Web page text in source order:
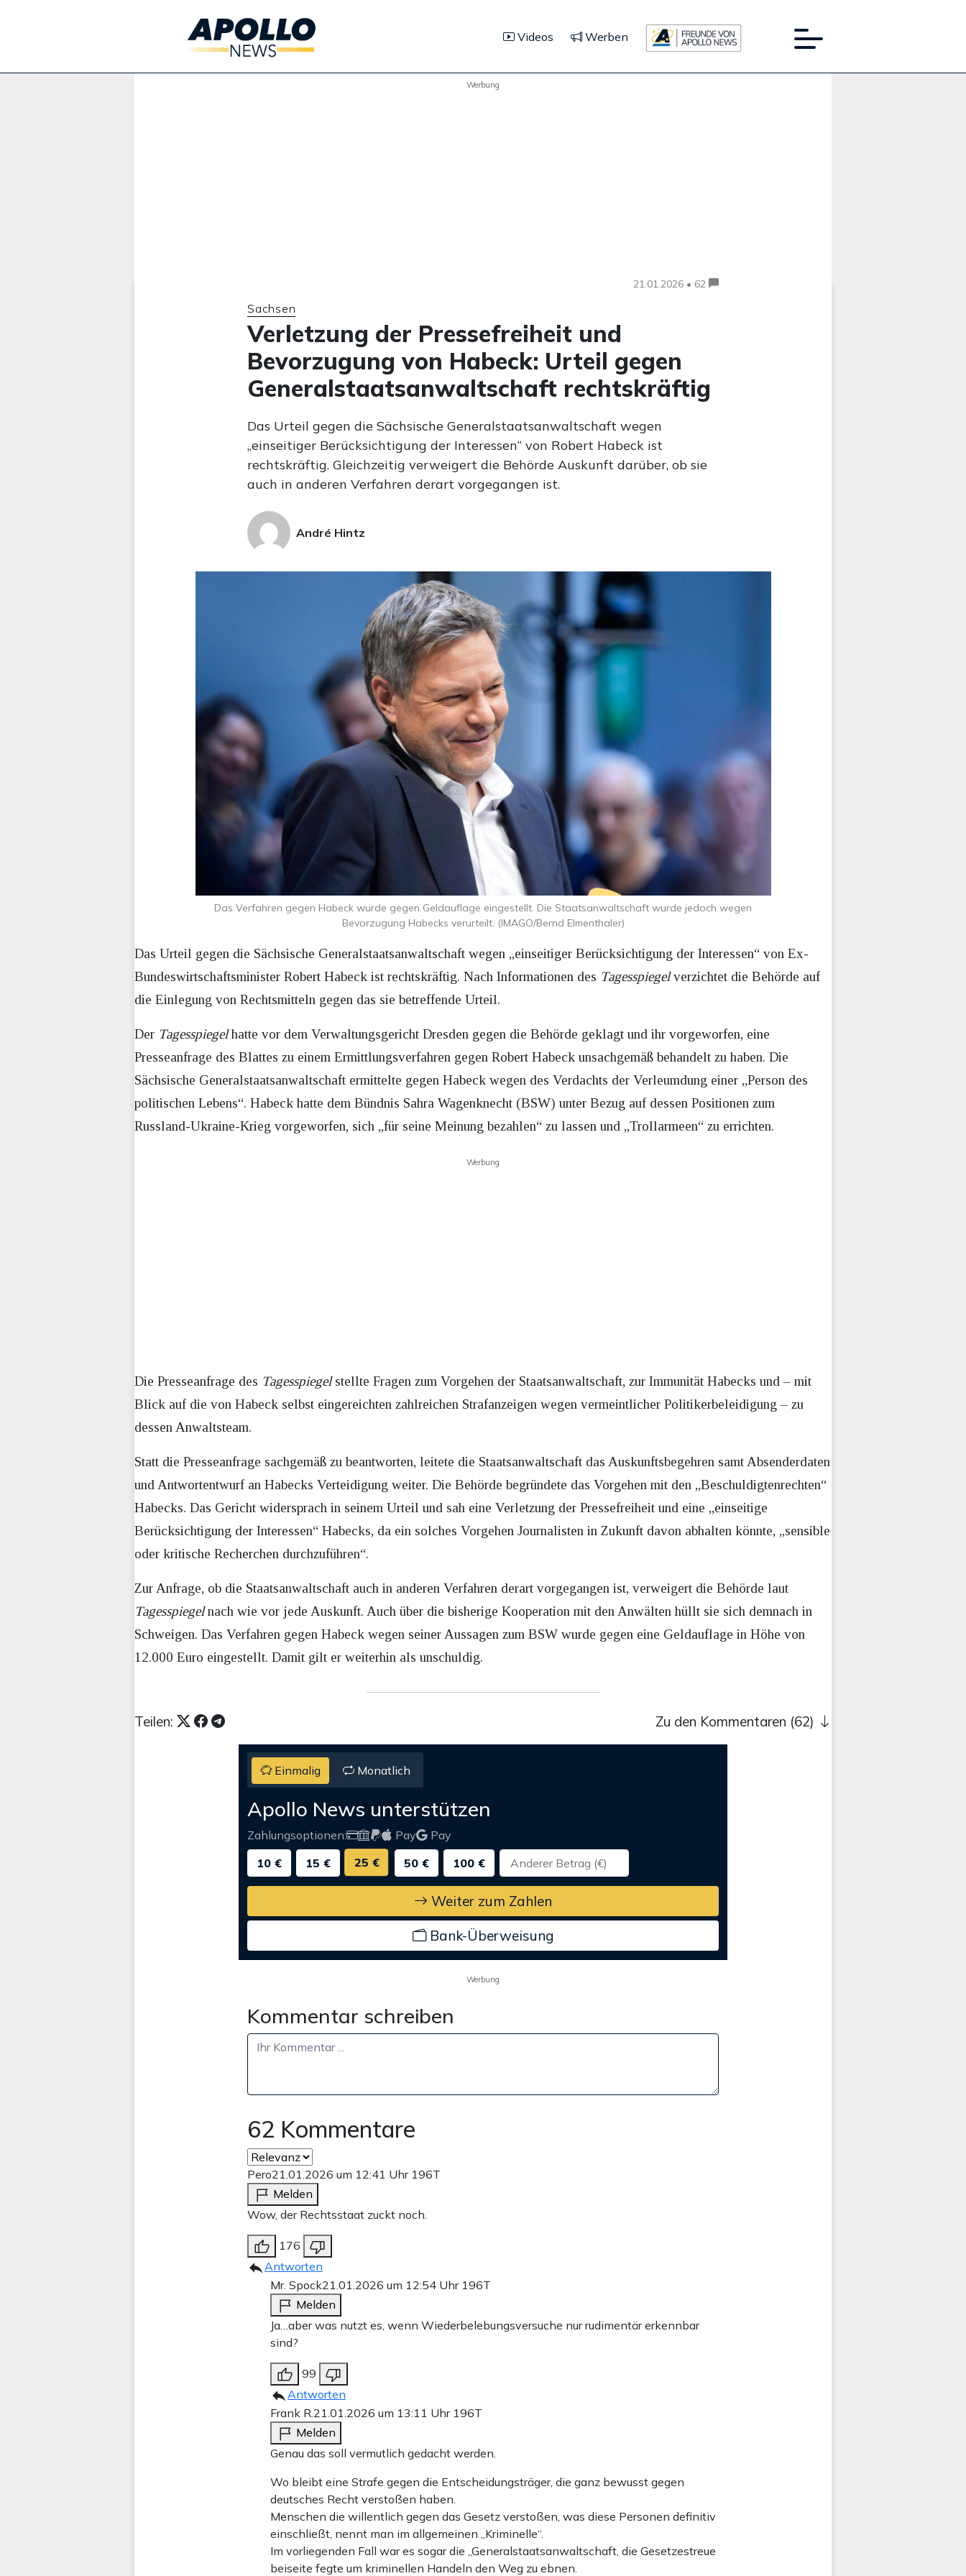
Videos Werben
Werbung
21.01.2026 • 62
Sachsen
Verletzung der Pressefreiheit und
Bevorzugung von Habeck: Urteil gegen
Generalstaatsanwaltschaft rechtskräftig
Das Urteil gegen die Sächsische Generalstaatsanwaltschaft wegen
„einseitiger Berücksichtigung der Interessen“ von Robert Habeck ist
rechtskräftig. Gleichzeitig verweigert die Behörde Auskunft darüber, ob sie
auch in anderen Verfahren derart vorgegangen ist.
André Hintz
Das Verfahren gegen Habeck wurde gegen Geldauflage eingestellt. Die Staatsanwaltschaft wurde jedoch wegen
Bevorzugung Habecks verurteilt. (IMAGO/Bernd Elmenthaler)
Das Urteil gegen die Sächsische Generalstaatsanwaltschaft wegen „einseitiger Berücksichtigung der Interessen“ von Ex-
Bundeswirtschaftsminister Robert Habeck ist rechtskräftig. Nach Informationen des Tagesspiegelverzichtet die Behörde auf
die Einlegung von Rechtsmitteln gegen das sie betreffende Urteil.
Der Tagesspiegelhatte vor dem Verwaltungsgericht Dresden gegen die Behörde geklagt und ihr vorgeworfen, eine
Presseanfrage des Blattes zu einem Ermittlungsverfahren gegen Robert Habeck unsachgemäß behandelt zu haben. Die
Sächsische Generalstaatsanwaltschaft ermittelte gegen Habeck wegen des Verdachts der Verleumdung einer „Person des
politischen Lebens“. Habeck hatte dem Bündnis Sahra Wagenknecht (BSW) unter Bezug auf dessen Positionen zum
Russland-Ukraine-Krieg vorgeworfen, sich „für seine Meinung bezahlen“ zu lassen und „Trollarmeen“ zu errichten.
Werbung
Die Presseanfrage des Tagesspiegelstellte Fragen zum Vorgehen der Staatsanwaltschaft, zur Immunität Habecks und – mit
Blick auf die von Habeck selbst eingereichten zahlreichen Strafanzeigen wegen vermeintlicher Politikerbeleidigung – zu
dessen Anwaltsteam.
Statt die Presseanfrage sachgemäß zu beantworten, leitete die Staatsanwaltschaft das Auskunftsbegehren samt Absenderdaten
und Antwortentwurf an Habecks Verteidigung weiter. Die Behörde begründete das Vorgehen mit den „Beschuldigtenrechten“
Habecks. Das Gericht widersprach in seinem Urteil und sah eine Verletzung der Pressefreiheit und eine „einseitige
Berücksichtigung der Interessen“ Habecks, da ein solches Vorgehen Journalisten in Zukunft davon abhalten könnte, „sensible
oder kritische Recherchen durchzuführen“.
Zur Anfrage, ob die Staatsanwaltschaft auch in anderen Verfahren derart vorgegangen ist, verweigert die Behörde laut
Tagesspiegelnach wie vor jede Auskunft. Auch über die bisherige Kooperation mit den Anwälten hüllt sie sich demnach in
Schweigen. Das Verfahren gegen Habeck wegen seiner Aussagen zum BSW wurde gegen eine Geldauflage in Höhe von
12.000 Euro eingestellt. Damit gilt er weiterhin als unschuldig.
Teilen: Zu den Kommentaren (62)
Einmalig Monatlich
Apollo News unterstützen
Zahlungsoptionen: Pay
Pay
10 €
15 € 25 € 50 € 100 €
Weiter zum Zahlen
Bank-Überweisung
Werbung
Kommentar schreiben
62 Kommentare
Pero21.01.2026 um 12:41 Uhr 196T
Melden
Wow, der Rechtsstaat zuckt noch.
176
Antworten
Mr. Spock21.01.2026 um 12:54 Uhr 196T
Melden
Ja…aber was nutzt es, wenn Wiederbelebungsversuche nur rudimentär erkennbar
sind?
99
Antworten
Frank R. 21.01.2026 um 13:11 Uhr 196T
Melden
Genau das soll vermutlich gedacht werden.
Wo bleibt eine Strafe gegen die Entscheidungsträger, die ganz bewusst gegen
deutsches Recht verstoßen haben.
Menschen die willentlich gegen das Gesetz verstoßen, was diese Personen definitiv
einschließt, nennt man im allgemeinen „Kriminelle“.
Im vorliegenden Fall war es sogar die „Generalstaatsanwaltschaft, die Gesetzestreue
beiseite fegte um kriminellen Handeln den Weg zu ebnen.